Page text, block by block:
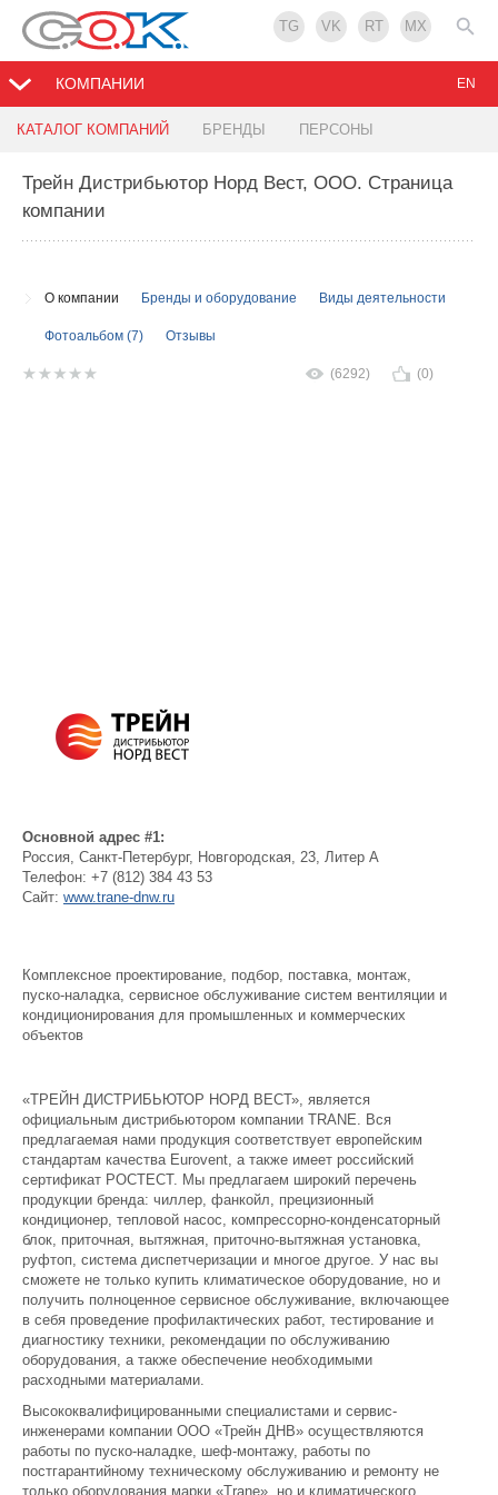
TG VK RT MX
КОМПАНИИ
КАТАЛОГ КОМПАНИЙ БРЕНДЫ ПЕРСОНЫ
EN
Трейн Дистрибьютор Норд Вест, ООО. Страница
компании
О компании Бренды и оборудование Виды деятельности
Фотоальбом (7) Отзывы
(6292) (0)
Основной адрес #1:
Россия, Санкт-Петербург, Новгородская, 23, Литер А
Телефон: +7 (812) 384 43 53
Сайт: www.trane-dnw.ru
Комплексное проектирование, подбор, поставка, монтаж,
пуско-наладка, сервисное обслуживание систем вентиляции и
кондиционирования для промышленных и коммерческих
объектов
«ТРЕЙН ДИСТРИБЬЮТОР НОРД ВЕСТ», является
официальным дистрибьютором компании TRANE. Вся
предлагаемая нами продукция соответствует европейским
стандартам качества Eurovent, а также имеет российский
сертификат РОСТЕСТ. Мы предлагаем широкий перечень
продукции бренда: чиллер, фанкойл, прецизионный
кондиционер, тепловой насос, компрессорно-конденсаторный
блок, приточная, вытяжная, приточно-вытяжная установка,
руфтоп, система диспетчеризации и многое другое. У нас вы
сможете не только купить климатическое оборудование, но и
получить полноценное сервисное обслуживание, включающее
в себя проведение профилактических работ, тестирование и
диагностику техники, рекомендации по обслуживанию
оборудования, а также обеспечение необходимыми
расходными материалами.
Высококвалифицированными специалистами и сервис-
инженерами компании ООО «Трейн ДНВ» осуществляются
работы по пуско-наладке, шеф-монтажу, работы по
постгарантийному техническому обслуживанию и ремонту не
только оборудования марки «Trane», но и климатического